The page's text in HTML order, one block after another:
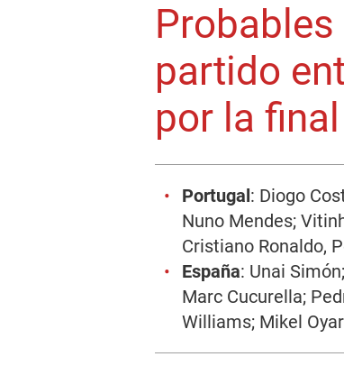
partido
por la
Portugal: Diogo
Nuno Mendes;
Cristiano Ronaldo,
España: Unai
Marc Cucurella;
Williams; Mikel